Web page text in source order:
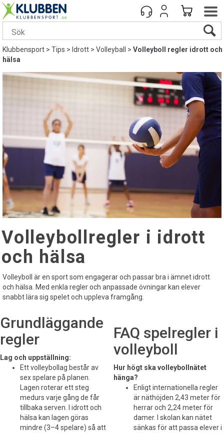
Klubbensport>Tips> Idrott>Volleyball >Volleyboll regler idrott och
hälsa
Volleybollregler i idrott
och hälsa
Volleyboll är en sport som engagerar och passar bra i ämnet idrott
och hälsa. Med enkla regler och anpassade övningar kan elever
snabbt lära sig spelet och uppleva framgång.
Grundläggande
regler
Lag och uppställning:
Ett volleybollag består av
sex spelare på planen.
Lagen roterar ett steg
medurs varje gång de får
tillbaka serven. I idrott och
hälsa kan lagen göras
mindre (3–4 spelare) så att
FAQ spelregler i
volleyboll
Hur högt ska volleybollnätet
hänga?
Enligt internationella regler
är näthöjden 2,43 meter för
herrar och 2,24 meter för
damer. I skolan kan nätet
sänkas för att passa elever i